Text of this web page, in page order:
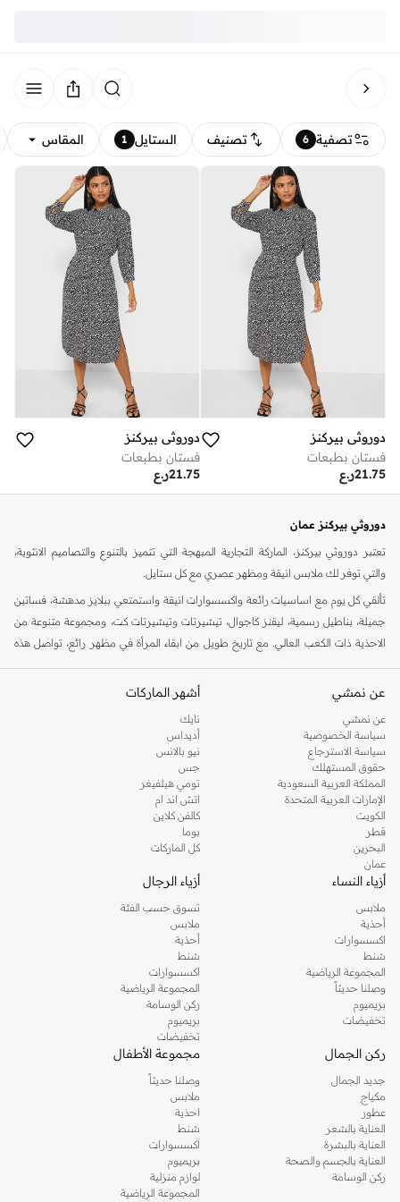
تصفية 6 تصنيف الستايل 1 المقاس
دوروثي بيركنز
فستان بطبعات
ر.ع21.75
دوروثي بيركنز
فستان بطبعات
ر.ع21.75
دوروثي بيركنز عمان
تعتبر دوروثي بيركنز، الماركة التجارية المبهجة التي تتميز بالتنوع والتصاميم الانثوية،
والتي توفر لك ملابس انيقة ومظهر عصري مع كل ستايل.
تألقي كل يوم مع اساسيات رائعة واكسسوارات انيقة واستمتعي ببلايز مدهشة، فساتين
جميلة، بناطيل رسمية، ليقنز كاجوال، تيشيرتات وتيشيرتات كت، ومجموعة متنوعة من
الاحذية ذات الكعب العالي. مع تاريخ طويل من ابقاء المرأة في مظهر رائع، تواصل هذه
كنت تقومين بتجديد خزانة ملابسك الملائمة للعمل، البحث عن فستان مثالي للحفلات او
اليه.
تسوقي دوروثي بيركنز اون لاين مسقط
تسوقي دوروثي بيركنز اون لاين من نمشي واستمتعي باكثر من الف ستايل من مجموعة
دوروثي بيركنز الشهيرة. تصفحي المجموعة كاملة في متجر دوروثي بيركنز اون لاين او
استخدمي القائمة لتحديد تجربة تسوق دوروثي بيركنز اون لاين. خدمة التوصيل السريعة
والدعم الاستثنائي يضمن لك تجربة تسوق ممتعة دائما مع نمشي.
عن نمشي
عن نمشي
سياسة الخصوصية
سياسة الاسترجاع
حقوق المستهلك
المملكة العربية السعودية
الإمارات العربية المتحدة
الكويت
قطر
البحرين
عمان
أشهر الماركات
نايك
أديداس
نيو بالانس
جس
تومي هيلفيغر
اتش اند ام
كالفن كلاين
بوما
كل الماركات
أزياء النساء
ملابس
أحذية
اكسسوارات
شنط
المجموعة الرياضية
وصلنا حديثاً
بريميوم
تخفيضات
أزياء الرجال
تسوق حسب الفئة
ملابس
أحذية
شنط
اكسسوارات
المجموعة الرياضية
ركن الوسامة
بريميوم
تخفيضات
ركن الجمال
جديد الجمال
مكياج
عطور
العناية بالشعر
العناية بالبشرة
العناية بالجسم والصحة
ركن الوسامة
مجموعة الأطفال
وصلنا حديثاً
ملابس
احذية
شنط
اكسسوارات
بريميوم
لوازم منزلية
المجموعة الرياضية